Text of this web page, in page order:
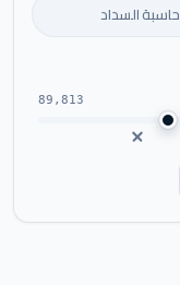
حاسبة السداد
89,813